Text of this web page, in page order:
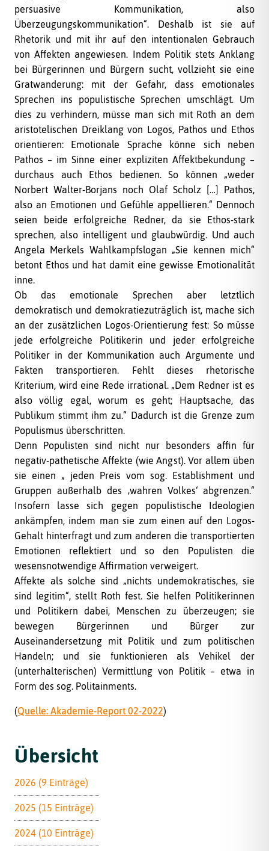
persuasive Kommunikation, also
Überzeugungskommunikation“. Deshalb ist sie auf
Rhetorik und mit ihr auf den intentionalen Gebrauch
von Affekten angewiesen. Indem Politik stets Anklang
bei Bürgerinnen und Bürgern sucht, vollzieht sie eine
Gratwanderung: mit der Gefahr, dass emotionales
Sprechen ins populistische Sprechen umschlägt. Um
dies zu verhindern, müsse man sich mit Roth an dem
aristotelischen Dreiklang von Logos, Pathos und Ethos
orientieren: Emotionale Sprache könne sich neben
Pathos – im Sinne einer expliziten Affektbekundung –
durchaus auch Ethos bedienen. So können „weder
Norbert Walter-Borjans noch Olaf Scholz […] Pathos,
also an Emotionen und Gefühle appellieren.“ Dennoch
seien beide erfolgreiche Redner, da sie Ethos-stark
sprechen, also intelligent und glaubwürdig. Und auch
Angela Merkels Wahlkampfslogan „Sie kennen mich“
betont Ethos und hat damit eine gewisse Emotionalität
inne.
Ob das emotionale Sprechen aber letztlich
demokratisch und demokratiezuträglich ist, mache sich
an der zusätzlichen Logos-Orientierung fest: So müsse
jede erfolgreiche Politikerin und jeder erfolgreiche
Politiker in der Kommunikation auch Argumente und
Fakten transportieren. Fehlt dieses rhetorische
Kriterium, wird eine Rede irrational. „Dem Redner ist es
also völlig egal, worum es geht; Hauptsache, das
Publikum stimmt ihm zu.“ Dadurch ist die Grenze zum
Populismus überschritten.
Denn Populisten sind nicht nur besonders affin für
negativ-pathetische Affekte (wie Angst). Vor allem üben
sie einen „ jeden Preis vom sog. Establishment und
Gruppen außerhalb des ‚wahren Volkes‘ abgrenzen.“
Insofern lasse sich gegen populistische Ideologien
ankämpfen, indem man sie zum einen auf den Logos-
Gehalt hinterfragt und zum anderen die transportierten
Emotionen reflektiert und so den Populisten die
wesensnotwendige Affirmation verweigert.
Affekte als solche sind „nichts undemokratisches, sie
sind legitim“, stellt Roth fest. Sie helfen Politikerinnen
und Politikern dabei, Menschen zu überzeugen; sie
bewegen Bürgerinnen und Bürger zur
Auseinandersetzung mit Politik und zum politischen
Handeln; und sie funktionieren als Vehikel der
(unterhalterischen) Vermittlung von Politik – etwa in
Form des sog. Politainments.
(Quelle: Akademie-Report 02-2022)
Übersicht
2026 (9 Einträge)
2025 (15 Einträge)
2024 (10 Einträge)